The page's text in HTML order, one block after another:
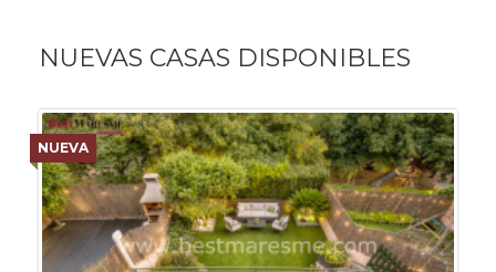
NUEVAS CASAS DISPONIBLES
NUEVA